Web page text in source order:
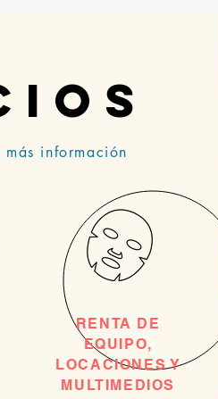
información
RENTA DE
EQUIPO,
LOCACIONES Y
MULTIMEDIOS